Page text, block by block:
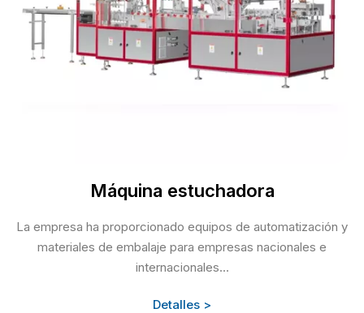
Máquina estuchadora
La empresa ha proporcionado equipos de automatización y
materiales de embalaje para empresas nacionales e
internacionales...
Detalles >